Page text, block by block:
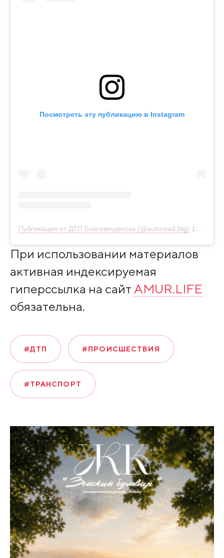
Посмотреть эту публикацию в Instagram
Публикация от ДТП Благовещенска (@autoroad.blg) 12 Июл 2020 в 5:25 PDT
При использовании материалов
активная индексируемая
гиперссылка на сайт AMUR.LIFE
обязательна.
#ДТП #ПРОИСШЕСТВИЯ
#ТРАНСПОРТ